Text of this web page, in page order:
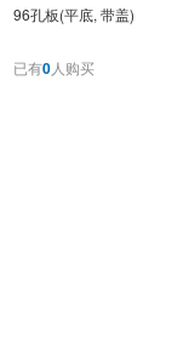
96孔板(平底, 带盖)
已有0人购买